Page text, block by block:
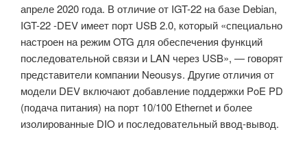
апреле 2020 года. В отличие от IGT-22 на базе Debian,
IGT-22 -DEV имеет порт USB 2.0, который «специально
настроен на режим OTG для обеспечения функций
последовательной связи и LAN через USB», — говорят
представители компании Neousys. Другие отличия от
модели DEV включают добавление поддержки PoE PD
(подача питания) на порт 10/100 Ethernet и более
изолированные DIO и последовательный ввод-вывод.